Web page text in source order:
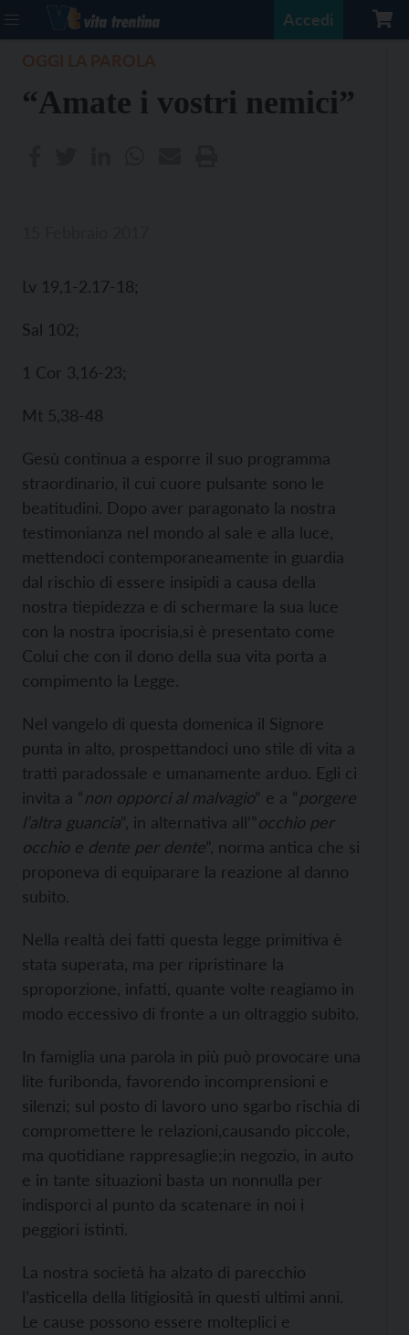
Accedi
“Amate i vostri nemici”
Lv 19,1-2.17-18;
Sal 102;
1 Cor 3,16-23;
Mt 5,38-48
Gesù continua a esporre il suo programma
straordinario, il cui cuore pulsante sono le
beatitudini. Dopo aver paragonato la nostra
testimonianza nel mondo al sale e alla luce,
mettendoci contemporaneamente in guardia
dal rischio di essere insipidi a causa della
nostra tiepidezza e di schermare la sua luce
con la nostra ipocrisia,si è presentato come
Colui che con il dono della sua vita porta a
compimento la Legge.
Nel vangelo di questa domenica il Signore
punta in alto, prospettandoci uno stile di vita a
tratti paradossale e umanamente arduo. Egli ci
invita a “non opporci al malvagio” e a “porgere
l’altra guancia”, in alternativa all’”occhio per
occhio e dente per dente”, norma antica che si
proponeva di equiparare la reazione al danno
subito.
Nella realtà dei fatti questa legge primitiva è
stata superata, ma per ripristinare la
sproporzione, infatti, quante volte reagiamo in
modo eccessivo di fronte a un oltraggio subito.
In famiglia una parola in più può provocare una
lite furibonda, favorendo incomprensioni e
silenzi; sul posto di lavoro uno sgarbo rischia di
compromettere le relazioni,causando piccole,
ma quotidiane rappresaglie;in negozio, in auto
e in tante situazioni basta un nonnulla per
indisporci al punto da scatenare in noi i
peggiori istinti.
La nostra società ha alzato di parecchio
l’asticella della litigiosità in questi ultimi anni.
Le cause possono essere molteplici e